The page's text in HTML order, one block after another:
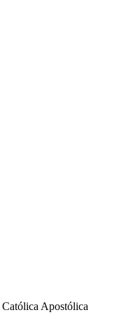
Apostólica